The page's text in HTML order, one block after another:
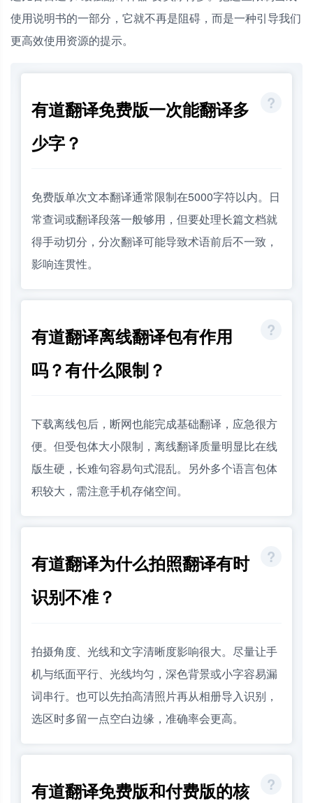
使用说明书的一部分，它就不再是阻碍，而是一种引导我们
更高效使用资源的提示。
有道翻译免费版一次能翻译多
少字？
免费版单次文本翻译通常限制在5000字符以内。日
常查词或翻译段落一般够用，但要处理长篇文档就
得手动切分，分次翻译可能导致术语前后不一致，
影响连贯性。
有道翻译离线翻译包有作用
吗？有什么限制？
下载离线包后，断网也能完成基础翻译，应急很方
便。但受包体大小限制，离线翻译质量明显比在线
版生硬，长难句容易句式混乱。另外多个语言包体
积较大，需注意手机存储空间。
有道翻译为什么拍照翻译有时
识别不准？
拍摄角度、光线和文字清晰度影响很大。尽量让手
机与纸面平行、光线均匀，深色背景或小字容易漏
词串行。也可以先拍高清照片再从相册导入识别，
选区时多留一点空白边缘，准确率会更高。
有道翻译免费版和付费版的核